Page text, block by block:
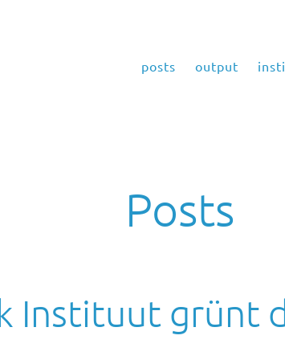
posts output
Posts
Instituut grünt